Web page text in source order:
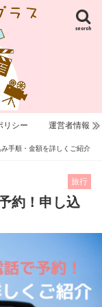
search
リシー 運営者情報
手順・金額を詳しくご紹介
旅行
約！申し込